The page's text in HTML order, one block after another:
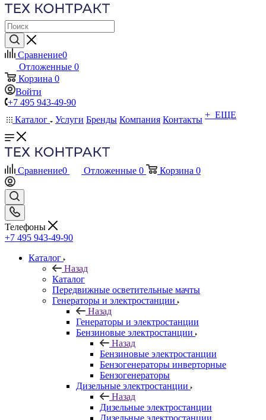
Сравнение0
Отложенные 0
Корзина 0
Войти
+7 495 943-49-90
Каталог
Услуги Бренды Компания Контакты + ЕЩЕ
Сравнение0 Отложенные 0 Корзина 0
Телефоны
+7 495 943-49-90
Каталог
Назад
Каталог
Передвижные осветительные мачты
Генераторы и электростанции
Назад
Генераторы и электростанции
Бензиновые электростанции
Назад
Бензиновые электростанции
Бензогенераторы инверторные
Бензогенераторы
Дизельные электростанции
Назад
Дизельные электростанции
Дизельные электростанции